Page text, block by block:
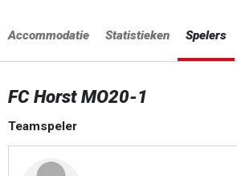
Accommodatie Statistieken Spelers
FC Horst MO20-1
Teamspeler